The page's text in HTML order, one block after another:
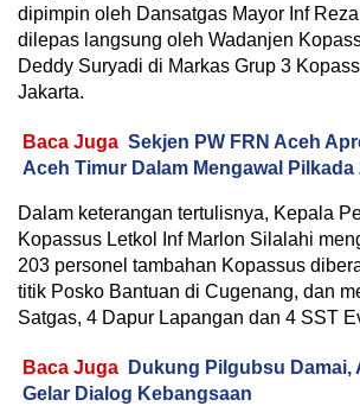
dipimpin oleh Dansatgas Mayor Inf
dilepas langsung oleh Wadanjen
Deddy Suryadi di Markas Grup 3
Jakarta.
Baca Juga Sekjen PW FRN Aceh
Aceh Timur Dalam Mengawal Pilkada
Dalam keterangan tertulisnya, Kepala
Kopassus Letkol Inf Marlon Silalahi
203 personel tambahan Kopassus
titik Posko Bantuan di Cugenang, dan
Satgas, 4 Dapur Lapangan dan 4 SST
Baca Juga
Dukung Pilgubsu Damai,
Gelar Dialog Kebangsaan